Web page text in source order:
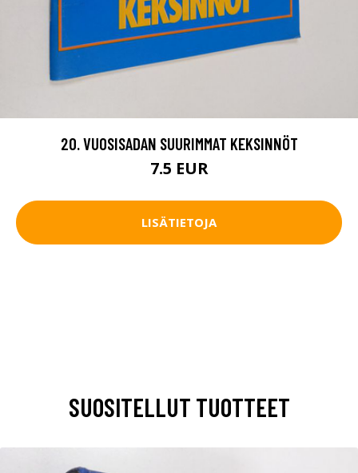
20. VUOSISADAN SUURIMMAT KEKSINNÖT
7.5 EUR
LISÄTIETOJA
SUOSITELLUT TUOTTEET